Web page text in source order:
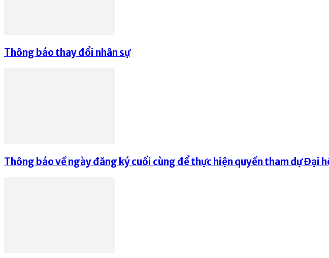
Thông báo thay đổi nhân sự
Thông báo về ngày đăng ký cuối cùng để thực hiện quyền tham dự Đại